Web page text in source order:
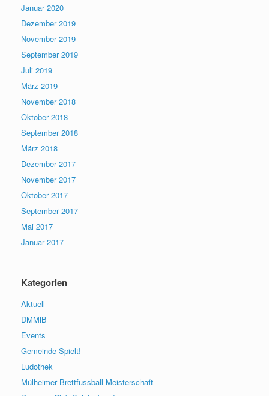
Januar 2020
Dezember 2019
November 2019
September 2019
Juli 2019
März 2019
November 2018
Oktober 2018
September 2018
März 2018
Dezember 2017
November 2017
Oktober 2017
September 2017
Mai 2017
Januar 2017
Kategorien
Aktuell
DMMiB
Events
Gemeinde Spielt!
Ludothek
Mülheimer Brettfussball-Meisterschaft